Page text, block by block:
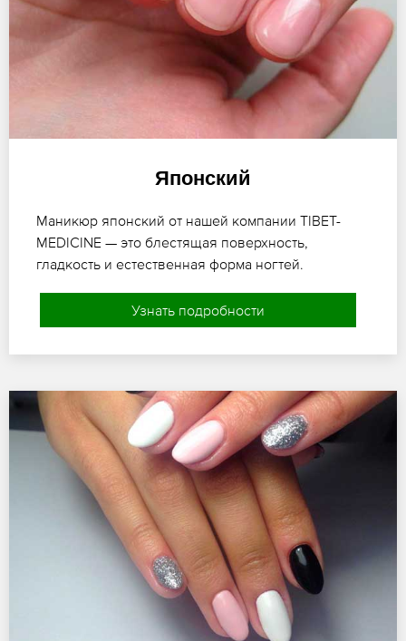
Японский
Маникюр японский от нашей компании TIBET-
MEDICINE — это блестящая поверхность,
гладкость и естественная форма ногтей.
Узнать подробности